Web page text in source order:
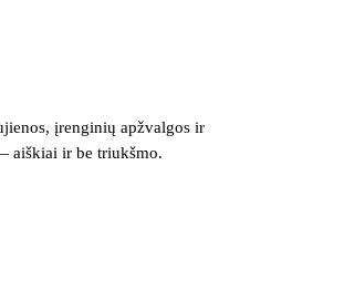
įrenginių apžvalgos ir
aiškiai ir be triukšmo.